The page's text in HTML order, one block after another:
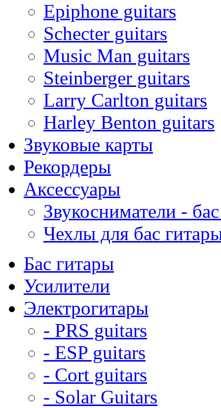
Epiphone guitars
Schecter guitars
Music Man guitars
Steinberger guitars
Larry Carlton guitars
Harley Benton guitars
Звуковые карты
Рекордеры
Аксессуары
Звукосниматели -
Чехлы для бас
Бас гитары
Усилители
Электрогитары
- PRS guitars
- ESP guitars
- Cort guitars
- Solar Guitars